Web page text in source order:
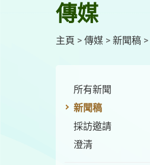
傳媒
主頁 > 傳媒 > 新聞稿 >
所有新聞
新聞稿
採訪邀請
澄清